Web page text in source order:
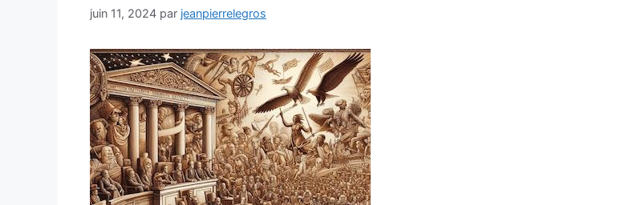
juin 11, 2024 par jeanpierrelegros